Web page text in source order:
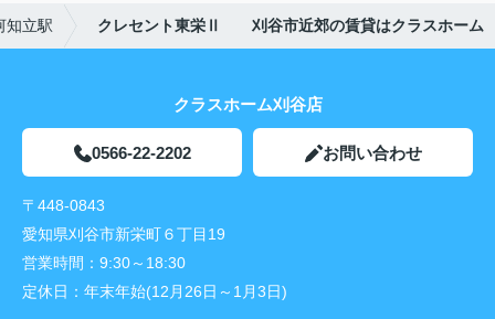
知立駅 クレセント東栄Ⅱ 刈谷市近郊の賃貸はクラスホーム
クラスホーム刈谷店
0566-22-2202 お問い合わせ
〒448-0843
愛知県刈谷市新栄町６丁目19
営業時間： 9:30～18:30
定休日： 年末年始(12月26日～1月3日)